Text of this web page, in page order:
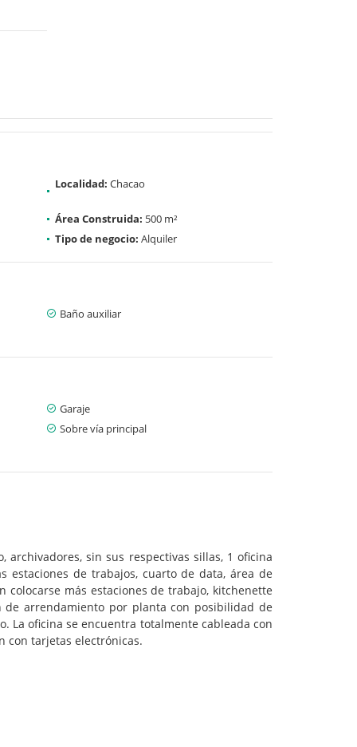
Localidad: Chacao
Área Construida: 500 m²
Tipo de negocio: Alquiler
Baño auxiliar
Garaje
Sobre vía principal
sin sus respectivas sillas, 1 oficina
estaciones de trabajos, cuarto de data, área de
más estaciones de trabajo, kitchenette
de arrendamiento por planta con posibilidad de
La oficina se encuentra totalmente cableada con
con tarjetas electrónicas.